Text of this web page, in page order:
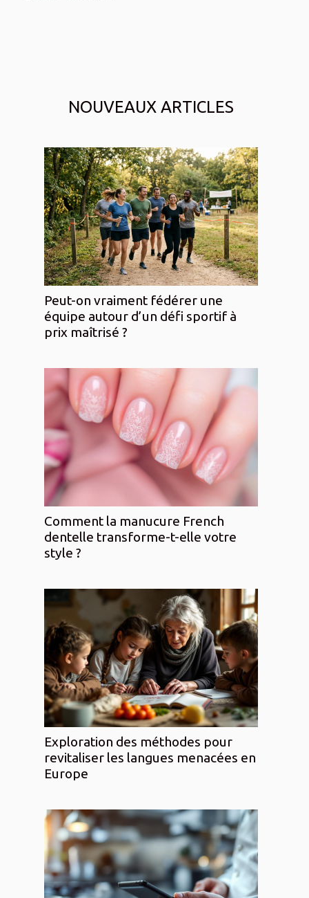
NOUVEAUX ARTICLES
Peut-on vraiment fédérer une
équipe autour d’un défi sportif à
prix maîtrisé ?
Comment la manucure French
dentelle transforme-t-elle votre
style ?
Exploration des méthodes pour
revitaliser les langues menacées en
Europe